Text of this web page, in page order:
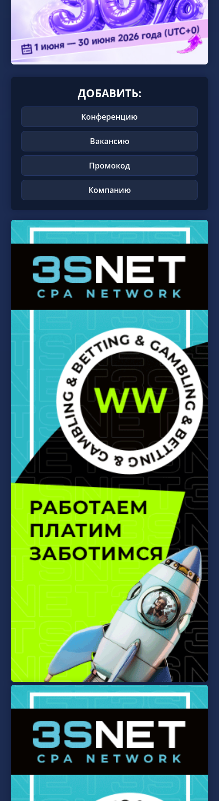
ДОБАВИТЬ:
Конференцию
Вакансию
Промокод
Компанию